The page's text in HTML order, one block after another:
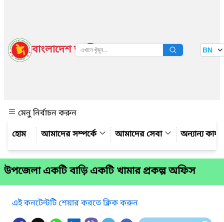
বাংলাদেশ জাতীয় তথ্য বাতায়ন BN
মেনু নির্বাচন করুন
আমাদের সম্পর্কে
আমাদের সেবা অন্যান্য
উপজেলা একটি বাড়ি একটি খামার প্রকল্প অফিস
এই কনটেন্টটি শেয়ার করতে ক্লিক করুন